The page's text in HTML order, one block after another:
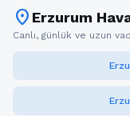
location_on Erzurum
Canlı, günlük ve uzun